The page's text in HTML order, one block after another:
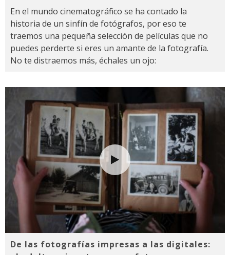
En el mundo cinematográfico se ha contado la
historia de un sinfín de fotógrafos, por eso te
traemos una pequeña selección de películas que no
puedes perderte si eres un amante de la fotografía.
No te distraemos más, échales un ojo:
De las fotografías impresas a las digitales: